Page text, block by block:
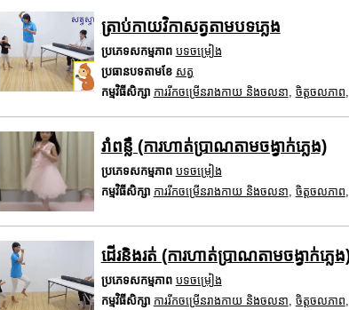
ត្រាប់កាយវិកាសត្វតាមបទភ្លេង
ប្រភេទសកម្មភាព បទចម្រៀង
ប្រធានបទតាមខែ សត្វ
កម្មវិធីសិក្សា ការរីកចម្រើនរាងកាយ និងចលនា ចិត្តចលភាព
រាំពន្លឺ (ការហាត់ប្រាណតាមចង្វាក់ភ្លេង)
ប្រភេទសកម្មភាព បទចម្រៀង
កម្មវិធីសិក្សា ការរីកចម្រើនរាងកាយ និងចលនា ចិត្តចលភាព
ដើរនិងរត់ (ការហាត់ប្រាណតាមចង្វាក់ភ្លេង
ប្រភេទសកម្មភាព បទចម្រៀង
កម្មវិធីសិក្សា ការរីកចម្រើនរាងកាយ និងចលនា ចិត្តចលភាព